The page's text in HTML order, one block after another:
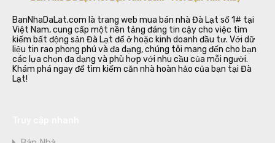
BanNhaDaLat.com là trang web mua bán nhà Đà Lạt số 1# tại
Việt Nam, cung cấp một nền tảng đáng tin cậy cho việc tìm
kiếm bất động sản Đà Lạt để ở hoặc kinh doanh đầu tư. Với dữ
liệu tin rao phong phú và đa dạng, chúng tôi mang đến cho bạn
các lựa chọn đa dạng và phù hợp với nhu cầu của mỗi người.
Khám phá ngay để tìm kiếm căn nhà hoàn hảo của bạn tại Đà
Lạt!